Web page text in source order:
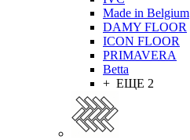
Made in Belgium
DAMY FLOOR
ICON FLOOR
PRIMAVERA
Betta
+ ЕЩЕ 2